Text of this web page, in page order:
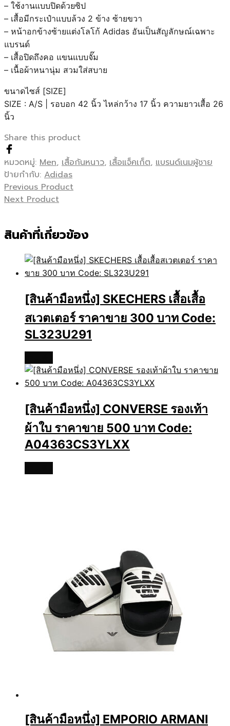
– ใช้งานแบบปิดด้วยซิป
– เสื้อมีกระเป๋าแบบล้วง 2 ข้าง ซ้ายขวา
– หน้าอกข้างซ้ายแต่งโลโก้ Adidas อันเป็นสัญลักษณ์เฉพาะ
แบรนด์
– เสื้อปิดถึงคอ แขนแบบจั๊ม
– เนื้อผ้าหนานุ่ม สวมใส่สบาย
ขนาดไซส์ [SIZE]
SIZE : A/S | รอบอก 42 นิ้ว ไหล่กว้าง 17 นิ้ว ความยาวเสื้อ 26
นิ้ว
Share this product
หมวดหมู่: Men, เสื้อกันหนาว, เสื้อแจ็คเก็ต, แบรนด์เนมผู้ชาย
ป้ายกำกับ: Adidas
Previous Product
Next Product
สินค้าที่เกี่ยวข้อง
[สินค้ามือหนึ่ง] SKECHERS เสื้อเสื้อ
สเวตเตอร์ ราคาขาย 300 บาท Code:
SL323U291
[สินค้ามือหนึ่ง] CONVERSE รองเท้า
ผ้าใบ ราคาขาย 500 บาท Code:
A04363CS3YLXX
[สินค้ามือหนึ่ง] EMPORIO ARMANI